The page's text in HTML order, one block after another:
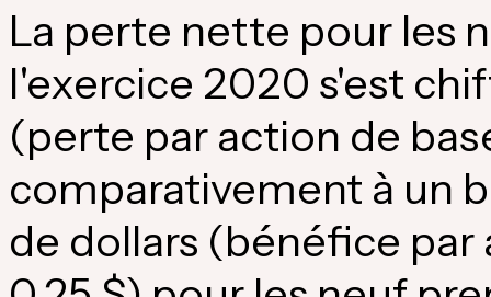
La perte nette pour les
l'exercice 2020 s'est
(perte par action de
comparativement à un
de dollars (bénéfice